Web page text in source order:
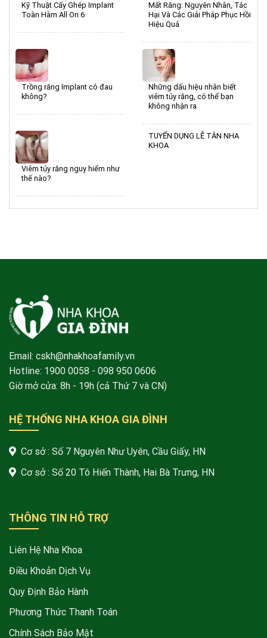
Kỹ Thuật Cấy Ghép Implant
Toàn Hàm All On 6
Mất Răng: Nguyên Nhân, Tác
Hại Và Các Giải Pháp Phục Hồi
Hiệu Quả
Trồng răng Implant có đau
không?
Những dấu hiệu nhân biết
viêm tủy răng, có thể bạn
không nhận ra
Viêm tủy răng nguy hiểm như
thế nào?
TUYỂN DỤNG LỄ TÂN NHA
KHOA
Email: cskh@nhakhoafamily.vn
Hotline: 1900 0058 - 098 950 0606
Giờ mở cửa: 8h - 19h (cả Thứ 7 và CN)
HỆ THỐNG NHA KHOA GIA ĐÌNH
Cơ sở : Số 7 Nguyên Như Uyên, Cầu Giấy, HN
Cơ sở : Số 20 Tô Hiến Thành, Hai Bà Trưng, HN
THÔNG TIN HỖ TRỢ
Liên Hệ Nha Khoa
Điều Khoản Dịch Vụ
Quy Định Bảo Hành
Phương Thức Thanh Toán
Chính Sách Bảo Mật